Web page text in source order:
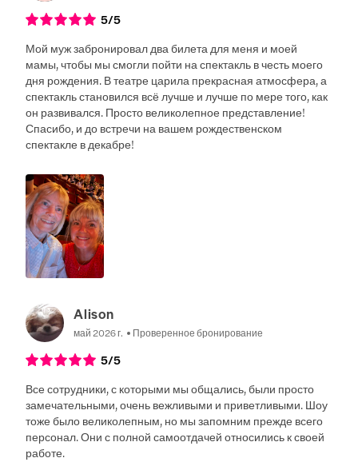
5/5
Мой муж забронировал два билета для меня и моей
мамы, чтобы мы смогли пойти на спектакль в честь моего
дня рождения. В театре царила прекрасная атмосфера, а
спектакль становился всё лучше и лучше по мере того, как
он развивался. Просто великолепное представление!
Спасибо, и до встречи на вашем рождественском
спектакле в декабре!
Alison
май 2026 г. Проверенное бронирование
5/5
Все сотрудники, с которыми мы общались, были просто
замечательными, очень вежливыми и приветливыми. Шоу
тоже было великолепным, но мы запомним прежде всего
персонал. Они с полной самоотдачей относились к своей
работе.